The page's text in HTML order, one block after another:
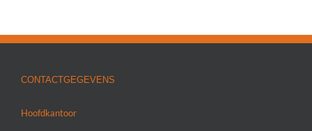
CONTACTGEGEVENS
Hoofdkantoor